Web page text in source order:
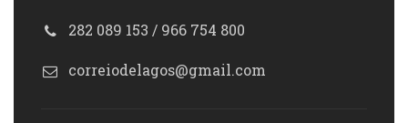
282 089 153 / 966 754 800
correiodelagos@gmail.com